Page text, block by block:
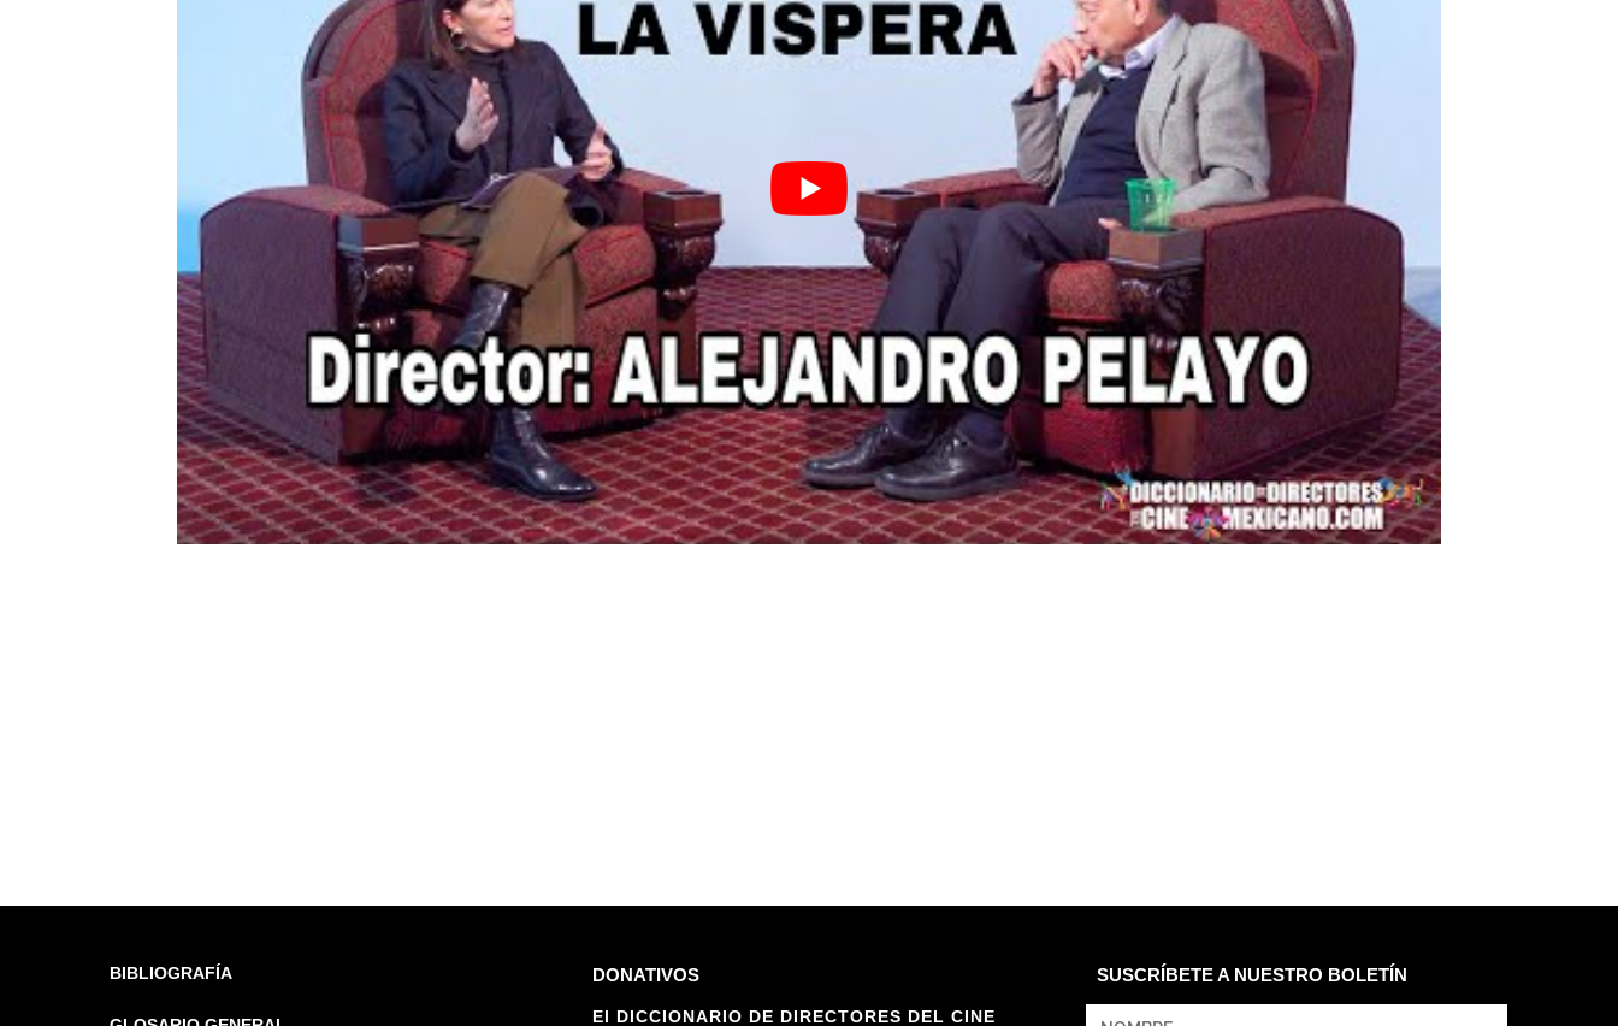
BIBLIOGRAFÍA DONATIVOS
El DICCIONARIO DE DIRECTORES DEL CINE
SUSCRÍBETE A NUESTRO BOLETÍN